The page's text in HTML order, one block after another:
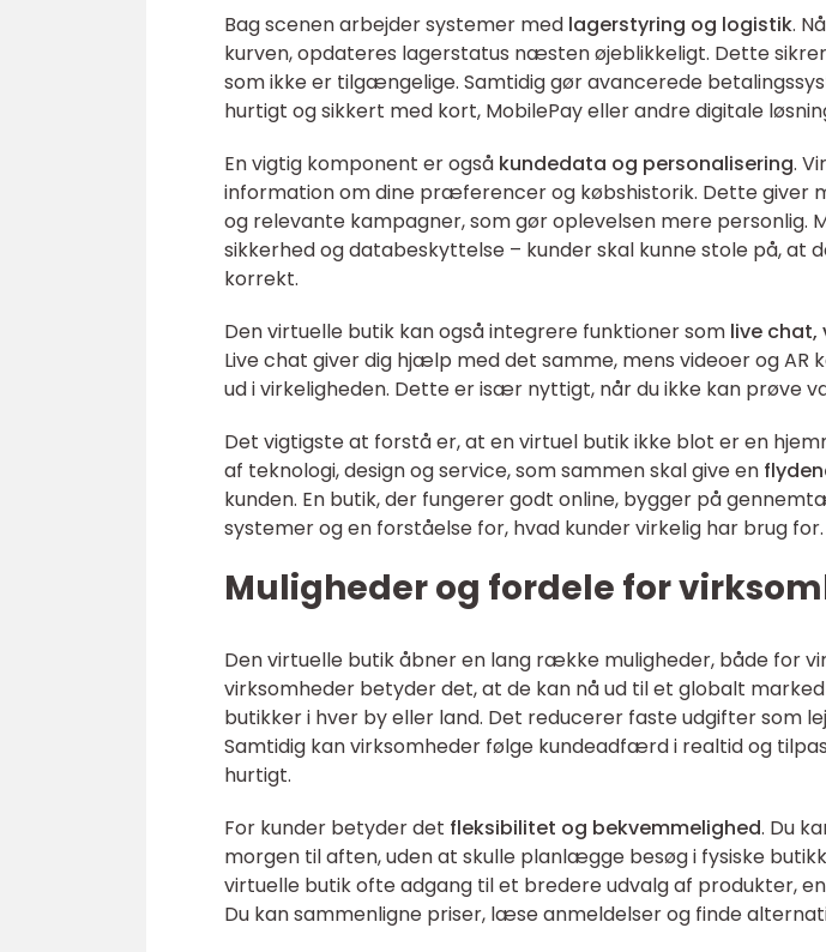
Bag scenen arbejder systemer med lagerstyring og logistik.
kurven, opdateres lagerstatus næsten øjeblikkeligt. Dette
som ikke er tilgængelige. Samtidig gør avancerede
hurtigt og sikkert med kort, MobilePay eller andre digitale
En vigtig komponent er også kundedata og personalisering.
information om dine præferencer og købshistorik. Dette giver
og relevante kampagner, som gør oplevelsen mere personlig.
sikkerhed og databeskyttelse – kunder skal kunne stole på, at
korrekt.
Den virtuelle butik kan også integrere funktioner som live chat,
Live chat giver dig hjælp med det samme, mens videoer og AR
ud i virkeligheden. Dette er især nyttigt, når du ikke kan prøve
Det vigtigste at forstå er, at en virtuel butik ikke blot er en
af teknologi, design og service, som sammen skal give en
kunden. En butik, der fungerer godt online, bygger på
systemer og en forståelse for, hvad kunder virkelig har brug for.
Muligheder og fordele for
Den virtuelle butik åbner en lang række muligheder, både for
virksomheder betyder det, at de kan nå ud til et globalt
butikker i hver by eller land. Det reducerer faste udgifter som
Samtidig kan virksomheder følge kundeadfærd i realtid og
hurtigt.
For kunder betyder det fleksibilitet og bekvemmelighed. Du
morgen til aften, uden at skulle planlægge besøg i fysiske
virtuelle butik ofte adgang til et bredere udvalg af produkter,
Du kan sammenligne priser, læse anmeldelser og finde